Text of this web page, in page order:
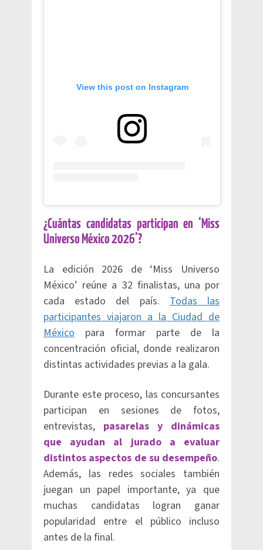
View this post on Instagram
¿Cuántas candidatas participan en ‘Miss
Universo México 2026’?
La edición 2026 de ‘Miss Universo
México’ reúne a 32 finalistas, una por
cada estado del país.Todas las
participantes viajaron a la Ciudad de
México para formar parte de la
concentración oficial, donde realizaron
distintas actividades previas a la gala.
Durante este proceso, las concursantes
participan en sesiones de fotos,
entrevistas, pasarelas y dinámicas
que ayudan al jurado a evaluar
distintos aspectos de su desempeño.
Además, las redes sociales también
juegan un papel importante, ya que
muchas candidatas logran ganar
popularidad entre el público incluso
antes de la final.